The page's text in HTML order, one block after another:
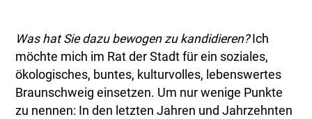
Was hat Sie dazu bewogen zu kandidieren? Ich
möchte mich im Rat der Stadt für ein soziales,
ökologisches, buntes, kulturvolles, lebenswertes
Braunschweig einsetzen. Um nur wenige Punkte
zu nennen: In den letzten Jahren und Jahrzehnten